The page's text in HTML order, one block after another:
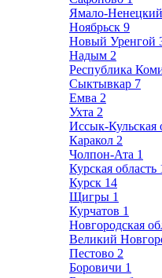
Ямало-
Ноябрьск 9
Новый Уренгой
Надым 2
Республика
Сыктывкар 7
Емва 2
Ухта 2
Иссык-Кульская
Каракол 2
Чолпон-Ата 1
Курская область
Курск 14
Щигры 1
Курчатов 1
Новгородская
Великий
Пестово 2
Боровичи 1